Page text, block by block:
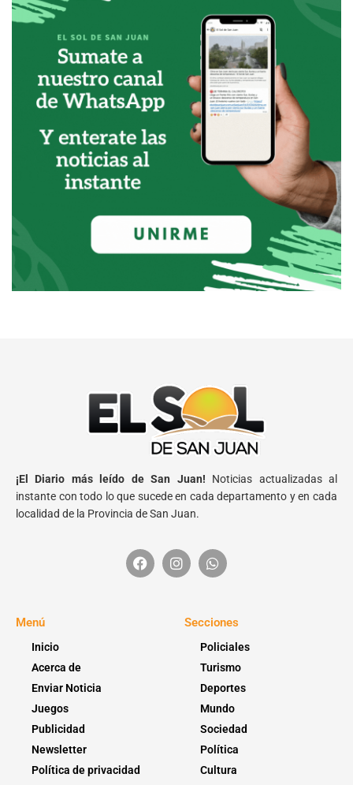
¡El Diario más leído de San Juan! Noticias actualizadas al
instante con todo lo que sucede en cada departamento y en cada
localidad de la Provincia de San Juan.
Menú
Inicio
Acerca de
Enviar Noticia
Juegos
Publicidad
Newsletter
Política de privacidad
Secciones
Policiales
Turismo
Deportes
Mundo
Sociedad
Política
Cultura